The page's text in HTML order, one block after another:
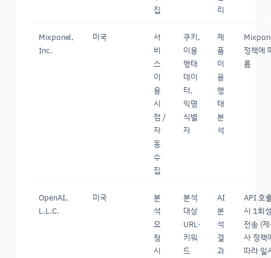
집
리
Mixpanel,
Inc.
미국
서
비
스
이
용
시
점 /
자
동
수
집
쿠키,
이용
행태
데이
터,
익명
식별
자
제
품
이
용
행
태
분
석
정책에
름
OpenAI,
L.L.C.
미국
분
석
요
청
시
분석
대상
URL·
키워
드
AI
분
석
결
과
API 호
시 1회
전송 (
사 정책
따라 일